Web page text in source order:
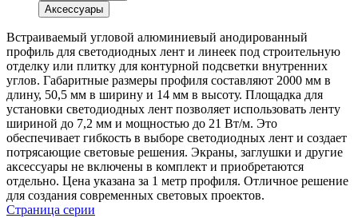
Аксессуары
Встраиваемый угловой алюминиевый анодированный
профиль для светодиодных лент и линеек под строительную
отделку или плитку для контурной подсветки внутренних
углов. Габаритные размеры профиля составляют 2000 мм в
длину, 50,5 мм в ширину и 14 мм в высоту. Площадка для
установки светодиодных лент позволяет использовать ленту
шириной до 7,2 мм и мощностью до 21 Вт/м. Это
обеспечивает гибкость в выборе светодиодных лент и создает
потрясающие световые решения. Экраны, заглушки и другие
аксессуары не включены в комплект и приобретаются
отдельно. Цена указана за 1 метр профиля. Отличное решение
для создания современных световых проектов.
Страница серии